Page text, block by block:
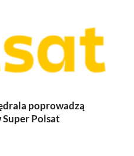
poprowadzą
Super Polsat